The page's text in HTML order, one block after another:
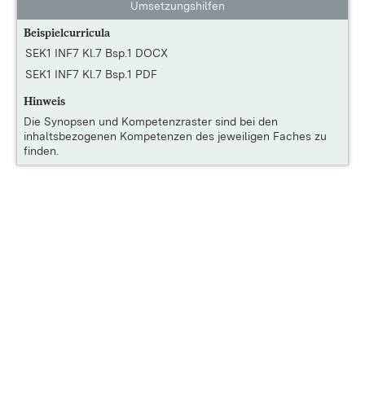
Umsetzungshilfen
Beispielcurricula
SEK1 INF7 Kl.7 Bsp.1 DOCX
SEK1 INF7 Kl.7 Bsp.1 PDF
Hinweis
Die Synopsen und Kompetenzraster sind bei den
inhaltsbezogenen Kompetenzen des jeweiligen Faches zu
finden.